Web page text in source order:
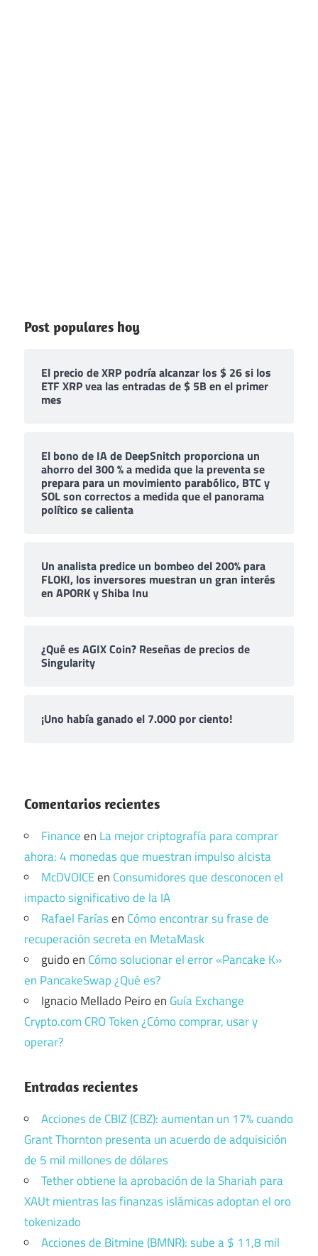
Post populares hoy
El precio de XRP podría alcanzar los $ 26 si los
ETF XRP vea las entradas de $ 5B en el primer
mes
El bono de IA de DeepSnitch proporciona un
ahorro del 300 % a medida que la preventa se
prepara para un movimiento parabólico, BTC y
SOL son correctos a medida que el panorama
político se calienta
Un analista predice un bombeo del 200% para
FLOKI, los inversores muestran un gran interés
en APORK y Shiba Inu
¿Qué es AGIX Coin? Reseñas de precios de
Singularity
¡Uno había ganado el 7.000 por ciento!
Comentarios recientes
Financeen La mejor criptografía para comprar
ahora: 4 monedas que muestran impulso alcista
McDVOICEen Consumidores que desconocen el
impacto significativo de la IA
Rafael Faríasen Cómo encontrar su frase de
recuperación secreta en MetaMask
guidoen Cómo solucionar el error «Pancake K»
en PancakeSwap ¿Qué es?
Ignacio Mellado Peiroen Guía Exchange
Crypto.com CRO Token ¿Cómo comprar, usar y
operar?
Entradas recientes
Acciones de CBIZ (CBZ): aumentan un 17% cuando
Grant Thornton presenta un acuerdo de adquisición
de 5 mil millones de dólares
Tether obtiene la aprobación de la Shariah para
XAUt mientras las finanzas islámicas adoptan el oro
tokenizado
Acciones de Bitmine (BMNR): sube a $ 11,8 mil